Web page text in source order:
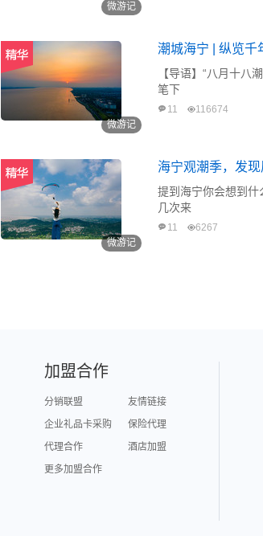
微游记
微游记
潮城海宁 | 纵览千
【导语】“八月十八
笔下
11 116674
微游记
海宁观潮季，发
提到海宁你会想到
几次来
11 6267
加盟合作
分销联盟
友情链接
企业礼品卡采购
保险代理
代理合作
酒店加盟
更多加盟合作